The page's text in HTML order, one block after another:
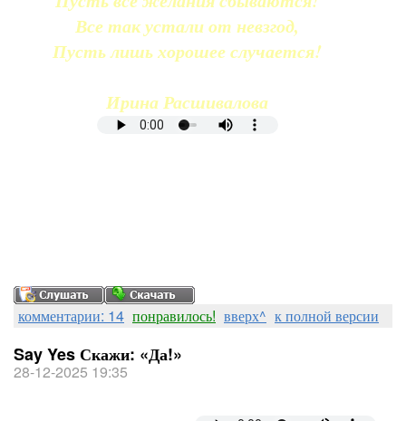
Все так устали от невзгод,
Пусть лишь хорошее случается!
Ирина Расшивалова
комментарии: 14 понравилось! вверх^ к полной версии
Say Yes Скажи: «Да!»
28-12-2025 19:35